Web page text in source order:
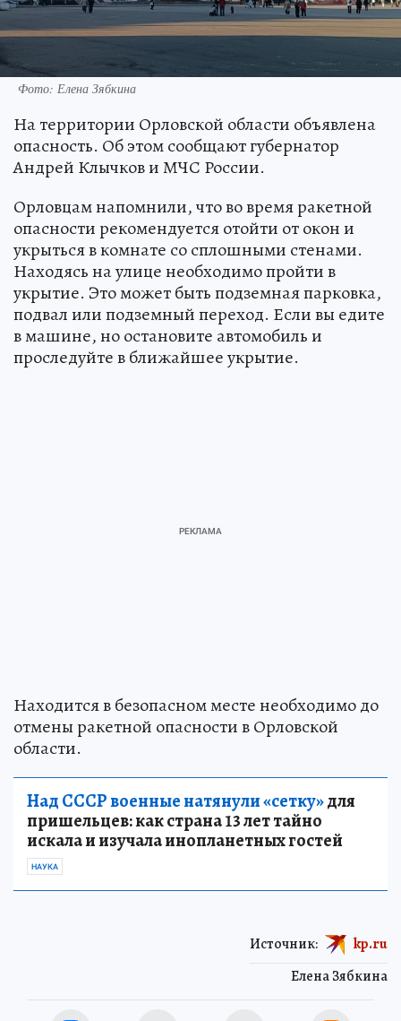
Фото: Елена Зябкина
На территории Орловской области объявлена
опасность. Об этом сообщают губернатор
Андрей Клычков и МЧС России.
Орловцам напомнили, что во время ракетной
опасности рекомендуется отойти от окон и
укрыться в комнате со сплошными стенами.
Находясь на улице необходимо пройти в
укрытие. Это может быть подземная парковка,
подвал или подземный переход. Если вы едите
в машине, но остановите автомобиль и
проследуйте в ближайшее укрытие.
Находится в безопасном месте необходимо до
отмены ракетной опасности в Орловской
области.
Над СССР военные натянули «сетку»для
пришельцев: как страна 13 лет тайно
искала и изучала инопланетных гостей
НАУКА
Елена Зябкина
Источник: kp.ru